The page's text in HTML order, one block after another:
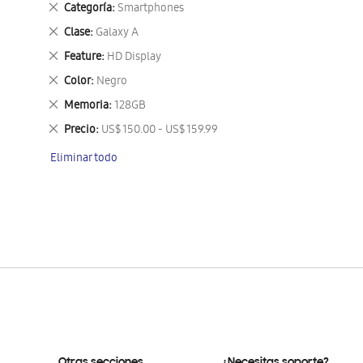
Categoría Smartphones
Eliminar
este
artículo
Clase Galaxy A
Eliminar
este
artículo
Feature HD Display
Eliminar
este
artículo
Color Negro
Eliminar
este
artículo
Memoria 128GB
Eliminar
este
artículo
Precio US$ 150.00 - US$ 159.99
Eliminar
artículo
Eliminar todo